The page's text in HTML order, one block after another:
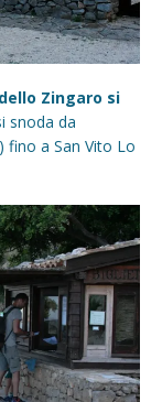
Zingaro si
snoda da
fino a San Vito Lo